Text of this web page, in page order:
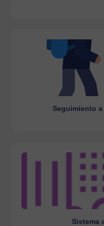
Seguimiento
Seguimiento
Ir a
Sistema
Sistema
Ir a